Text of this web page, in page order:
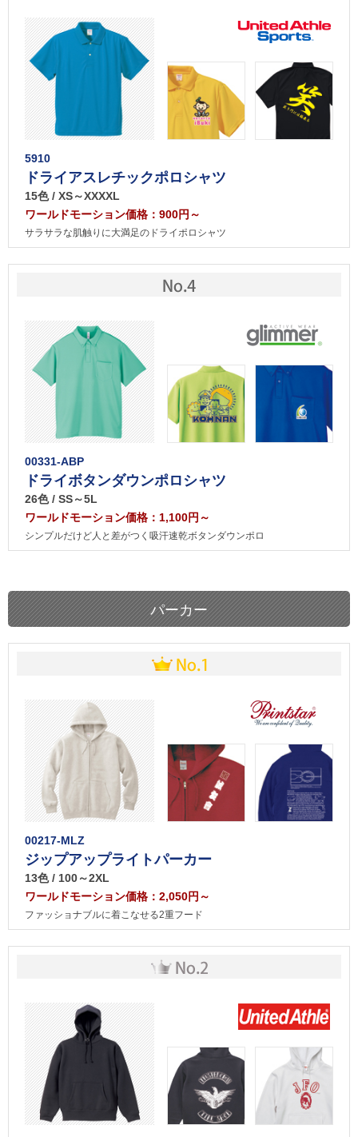
5910
ドライアスレチックポロシャツ
15色 / XS～XXXXL
ワールドモーション価格：900円～
サラサラな肌触りに大満足のドライポロシャツ
00331-ABP
ドライボタンダウンポロシャツ
26色 / SS～5L
ワールドモーション価格：1,100円～
シンプルだけど人と差がつく吸汗速乾ボタンダウンポロ
パーカー
00217-MLZ
ジップアップライトパーカー
13色 / 100～2XL
ワールドモーション価格：2,050円～
ファッショナブルに着こなせる2重フード